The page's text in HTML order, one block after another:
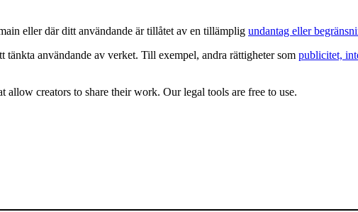
eller där ditt användande är tillåtet av en tillämplig undantag eller
användande av verket. Till exempel, andra rättigheter som publicitet,
creators to share their work. Our legal tools are free to use.